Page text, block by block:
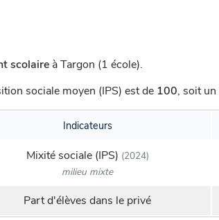
scolaire à Targon (1 école).
sociale moyen (IPS) est de 100, soit un
Indicateurs
Mixité sociale (IPS) (2024)
milieu mixte
Part d'élèves dans le privé